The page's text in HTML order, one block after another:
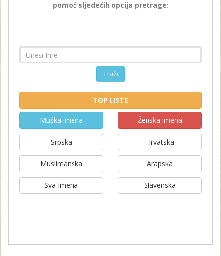
pomoć sljedećih opcija pretrage:
Traži
TOP LISTE
Muška imena Ženska imena
Srpska Hrvatska
Muslimanska Arapska
Sva Imena Slavenska